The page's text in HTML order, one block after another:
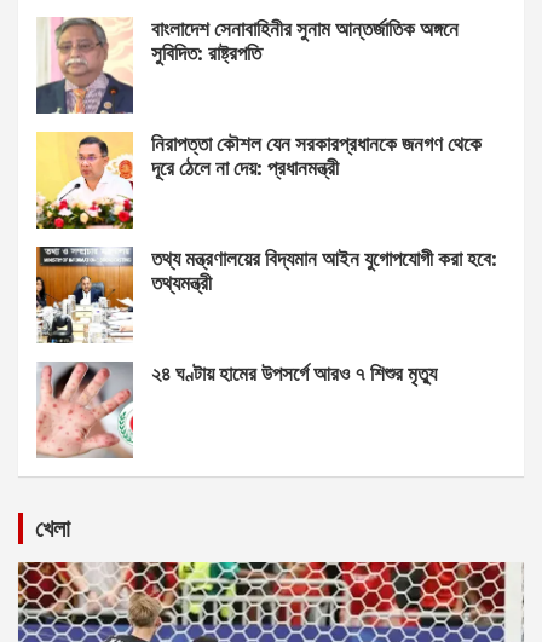
বাংলাদেশ সেনাবাহিনীর সুনাম আন্তর্জাতিক অঙ্গনে
সুবিদিত: রাষ্ট্রপতি
নিরাপত্তা কৌশল যেন সরকারপ্রধানকে জনগণ থেকে
দূরে ঠেলে না দেয়: প্রধানমন্ত্রী
তথ্য মন্ত্রণালয়ের বিদ্যমান আইন যুগোপযোগী করা হবে:
তথ্যমন্ত্রী
২৪ ঘণ্টায় হামের উপসর্গে আরও ৭ শিশুর মৃত্যু
খেলা